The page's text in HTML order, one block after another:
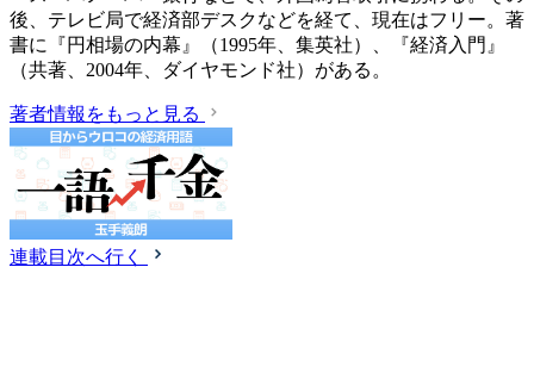
後、テレビ局で経済部デスクなどを経て、現在はフリー。著
書に『円相場の内幕』（1995年、集英社）、『経済入門』
（共著、2004年、ダイヤモンド社）がある。
著者情報をもっと見る
連載目次へ行く